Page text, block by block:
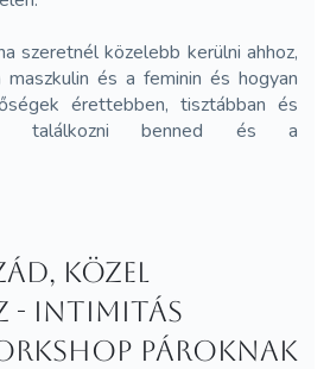
szeretnél közelebb kerülni ahhoz,
és a feminin és hogyan
érettebben, tisztábban és
találkozni benned és a
közel
- Intimitás
pároknak